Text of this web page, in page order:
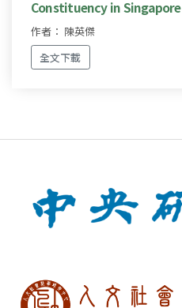
Constituency in Singapore
作者： 陳英傑
全文下載